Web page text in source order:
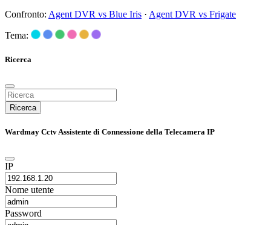
Confronto: Agent DVR vs Blue Iris · Agent DVR vs Frigate
Tema:
Ricerca
Ricerca
Wardmay Cctv Assistente di Connessione della Telecamera IP
IP
Nome utente
Password